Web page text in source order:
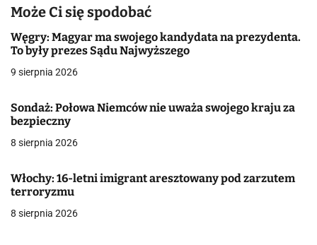
a
c
j
w
p
i
s
Może Ci się spodobać
Węgry: Magyar ma swojego kandydata na prezydenta.
To były prezes Sądu Najwyższego
9 sierpnia 2026
Sondaż: Połowa Niemców nie uważa swojego kraju za
bezpieczny
8 sierpnia 2026
Włochy: 16-letni imigrant aresztowany pod zarzutem
terroryzmu
8 sierpnia 2026